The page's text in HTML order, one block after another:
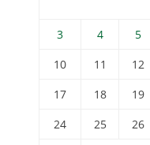
3
4 5
10
11 12
17
18 19
24
25 26